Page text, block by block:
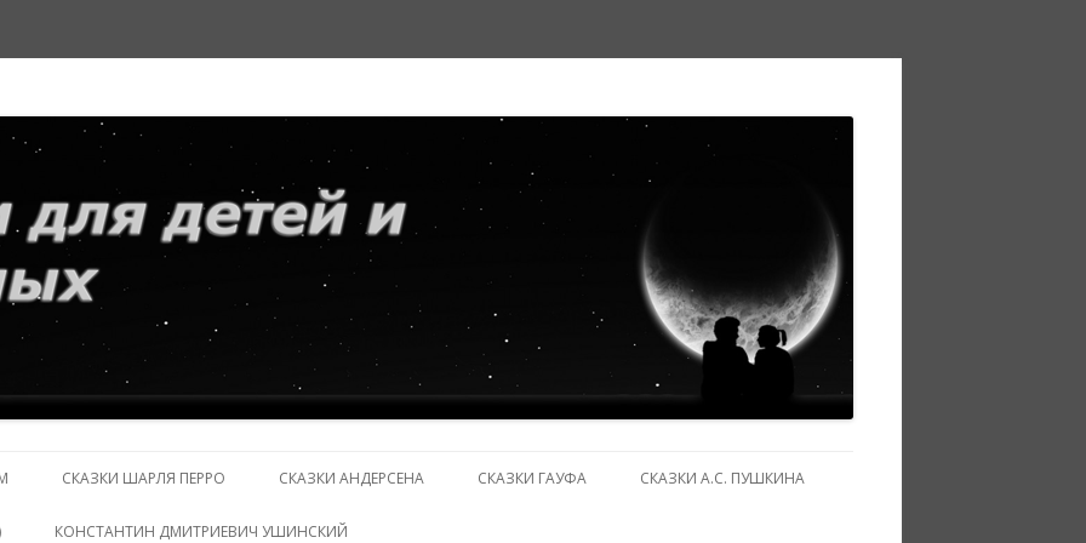
взрослых
содержимому
СКАЗКИ ШАРЛЯ ПЕРРО СКАЗКИ АНДЕРСЕНА СКАЗКИ ГАУФА СКАЗКИ А.С. ПУШКИНА
КОНСТАНТИН ДМИТРИЕВИЧ УШИНСКИЙ